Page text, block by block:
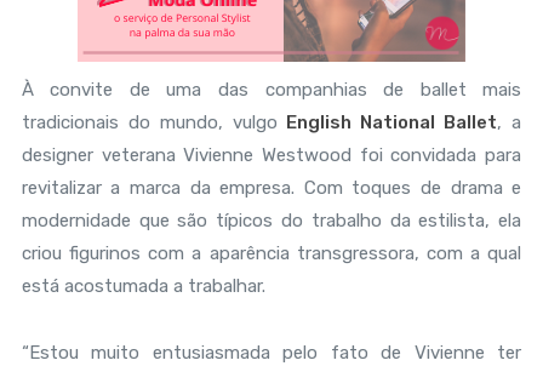
À convite de uma das companhias de ballet mais
tradicionais do mundo, vulgo English National Ballet, a
designer veterana Vivienne Westwood foi convidada para
revitalizar a marca da empresa. Com toques de drama e
modernidade que são típicos do trabalho da estilista, ela
criou figurinos com a aparência transgressora, com a qual
está acostumada a trabalhar.
“Estou muito entusiasmada pelo fato de Vivienne ter